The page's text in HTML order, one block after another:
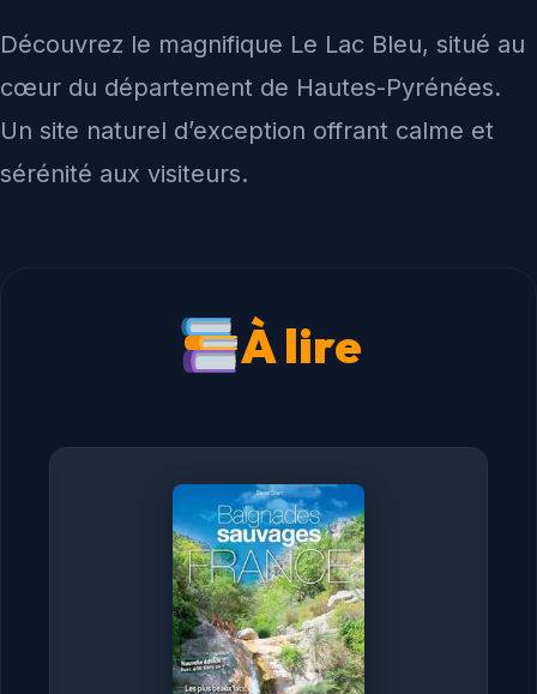
Découvrez le magnifique Le Lac Bleu, situé au
cœur du département de Hautes-Pyrénées.
Un site naturel d’exception offrant calme et
sérénité aux visiteurs.
À lire